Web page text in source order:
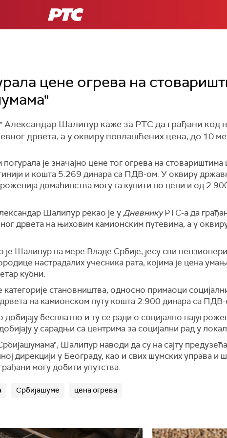
РТС
цене огрева на
Александар Шалипур каже за РТС да грађани код
дрвета, а у оквиру повлашћених цена, до 10
је значајно цене тог огрева на
и кошта 5.269 динара са ПДВ-ом. У оквиру
домаћинства могу га купити по цени и од
Шалипур рекао је уДневникуРТС-а да
дрвета на њиховим камионским путевима, а у
је Шалипур на мере Владе Србије, јесу сви
настрадалих учесника рата, којима је цена
кубни.
категорије становништва, односно примаоци
на камионском путу кошта 2.900 динара са
добијају бесплатно и ту се ради о социјално
у сарадњи са центрима за социјални рад у
Шалипур наводи да су на сајту
дирекцији у Београду, као и свих шумских управа и
могу добити упутства.
Србијашуме цена огрева